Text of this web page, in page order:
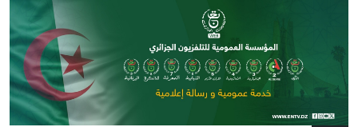
تجاوز إلى المحتوى الرئيسي